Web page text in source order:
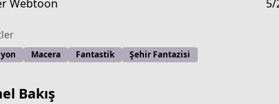
Webtoon 5/
Macera Fantastik Şehir Fantazisi
Bakış